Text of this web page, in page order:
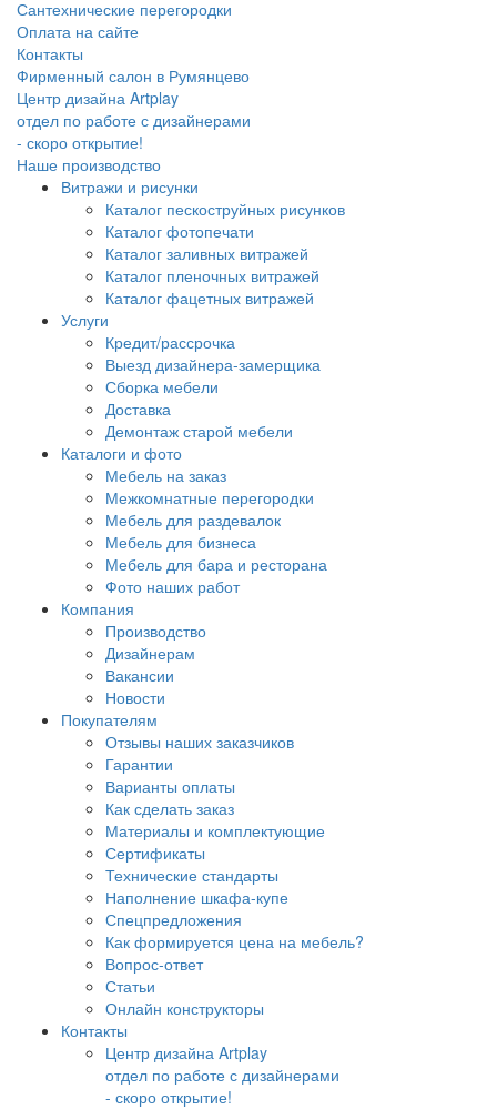
Сантехнические перегородки
Оплата на сайте
Контакты
Фирменный салон в Румянцево
Центр дизайна Artplay
отдел по работе с дизайнерами
- скоро открытие!
Наше производство
Витражи и рисунки
Каталог пескоструйных рисунков
Каталог фотопечати
Каталог заливных витражей
Каталог пленочных витражей
Каталог фацетных витражей
Услуги
Кредит/рассрочка
Выезд дизайнера-замерщика
Сборка мебели
Доставка
Демонтаж старой мебели
Каталоги и фото
Мебель на заказ
Межкомнатные перегородки
Мебель для раздевалок
Мебель для бизнеса
Мебель для бара и ресторана
Фото наших работ
Компания
Производство
Дизайнерам
Вакансии
Новости
Покупателям
Отзывы наших заказчиков
Гарантии
Варианты оплаты
Как сделать заказ
Материалы и комплектующие
Сертификаты
Технические стандарты
Наполнение шкафа-купе
Спецпредложения
Как формируется цена на мебель?
Вопрос-ответ
Статьи
Онлайн конструкторы
Контакты
Центр дизайна Artplay
отдел по работе с дизайнерами
- скоро открытие!